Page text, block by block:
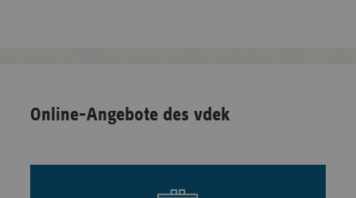
Online-Angebote des vdek